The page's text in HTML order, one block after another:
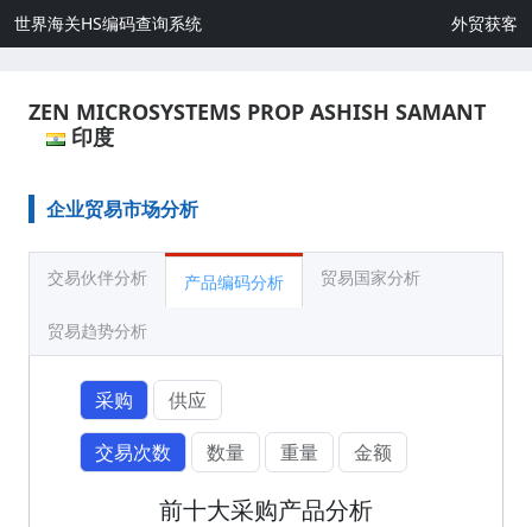
世界海关HS编码查询系统 外贸获客
ZEN MICROSYSTEMS PROP ASHISH SAMANT
印度
企业贸易市场分析
交易伙伴分析 产品编码分析 贸易国家分析
贸易趋势分析
采购
供应
交易次数
数量 重量 金额
前十大采购产品分析